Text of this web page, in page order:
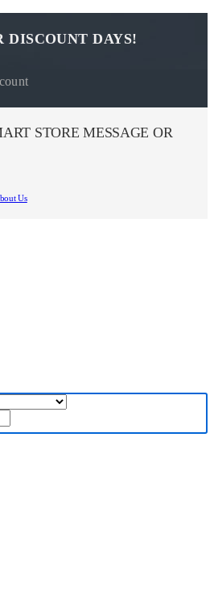
DISCOUNT DAYS!
STORE MESSAGE OR
Us